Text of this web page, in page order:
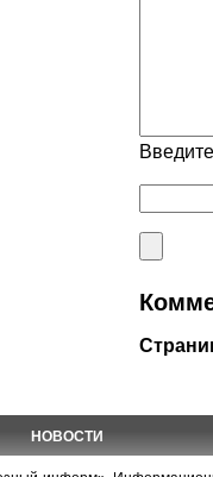
НОВОСТИ